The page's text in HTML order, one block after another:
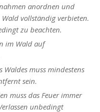
anordnen und
vollständig verbieten.
zu beachten.
im Wald auf
Waldes muss mindestens
sein.
muss das Feuer immer
unbedingt